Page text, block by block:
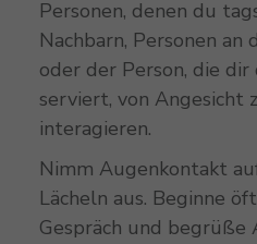
Personen, denen du
Nachbarn, Personen an
oder der Person, die
serviert, von Angesicht
interagieren.
Nimm Augenkontakt
Lächeln aus. Beginne
Gespräch und begrüße